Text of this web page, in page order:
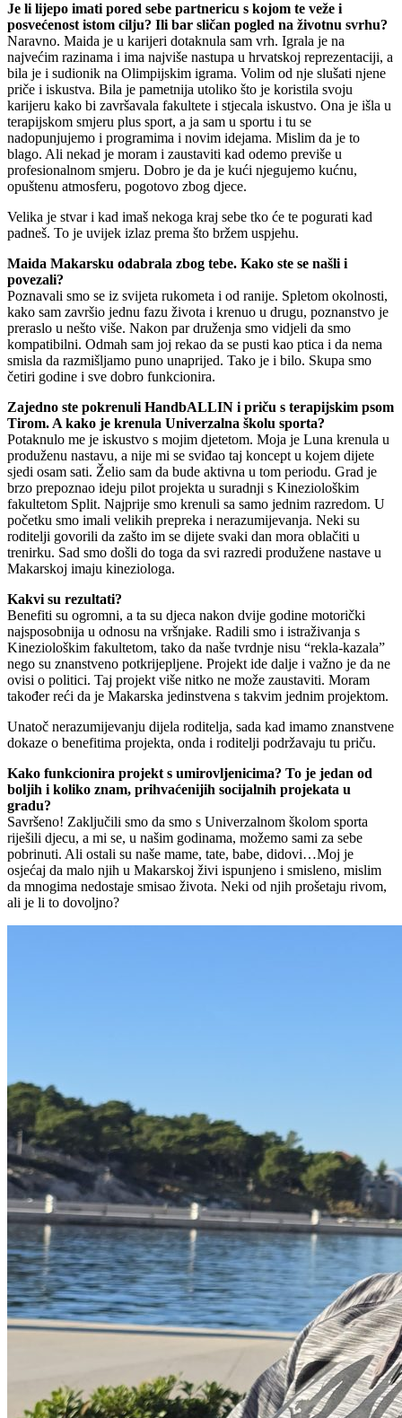
Je li lijepo imati pored sebe partnericu s kojom te veže i
posvećenost istom cilju? Ili bar sličan pogled na životnu svrhu?
Naravno. Maida je u karijeri dotaknula sam vrh. Igrala je na
najvećim razinama i ima najviše nastupa u hrvatskoj reprezentaciji, a
bila je i sudionik na Olimpijskim igrama. Volim od nje slušati njene
priče i iskustva. Bila je pametnija utoliko što je koristila svoju
karijeru kako bi završavala fakultete i stjecala iskustvo. Ona je išla u
terapijskom smjeru plus sport, a ja sam u sportu i tu se
nadopunjujemo i programima i novim idejama. Mislim da je to
blago. Ali nekad je moram i zaustaviti kad odemo previše u
profesionalnom smjeru. Dobro je da je kući njegujemo kućnu,
opuštenu atmosferu, pogotovo zbog djece.
Velika je stvar i kad imaš nekoga kraj sebe tko će te pogurati kad
padneš. To je uvijek izlaz prema što bržem uspjehu.
Maida Makarsku odabrala zbog tebe. Kako ste se našli i
povezali?
Poznavali smo se iz svijeta rukometa i od ranije. Spletom okolnosti,
kako sam završio jednu fazu života i krenuo u drugu, poznanstvo je
preraslo u nešto više. Nakon par druženja smo vidjeli da smo
kompatibilni. Odmah sam joj rekao da se pusti kao ptica i da nema
smisla da razmišljamo puno unaprijed. Tako je i bilo. Skupa smo
četiri godine i sve dobro funkcionira.
Zajedno ste pokrenuli HandbALLIN i priču s terapijskim psom
Tirom. A kako je krenula Univerzalna školu sporta?
Potaknulo me je iskustvo s mojim djetetom. Moja je Luna krenula u
produženu nastavu, a nije mi se sviđao taj koncept u kojem dijete
sjedi osam sati. Želio sam da bude aktivna u tom periodu. Grad je
brzo prepoznao ideju pilot projekta u suradnji s Kineziološkim
fakultetom Split. Najprije smo krenuli sa samo jednim razredom. U
početku smo imali velikih prepreka i nerazumijevanja. Neki su
roditelji govorili da zašto im se dijete svaki dan mora oblačiti u
trenirku. Sad smo došli do toga da svi razredi produžene nastave u
Makarskoj imaju kineziologa.
Kakvi su rezultati?
Benefiti su ogromni, a ta su djeca nakon dvije godine motorički
najsposobnija u odnosu na vršnjake. Radili smo i istraživanja s
Kineziološkim fakultetom, tako da naše tvrdnje nisu “rekla-kazala”
nego su znanstveno potkrijepljene. Projekt ide dalje i važno je da ne
ovisi o politici. Taj projekt više nitko ne može zaustaviti. Moram
također reći da je Makarska jedinstvena s takvim jednim projektom.
Unatoč nerazumijevanju dijela roditelja, sada kad imamo znanstvene
dokaze o benefitima projekta, onda i roditelji podržavaju tu priču.
Kako funkcionira projekt s umirovljenicima? To je jedan od
boljih i koliko znam, prihvaćenijih socijalnih projekata u
gradu?
Savršeno! Zaključili smo da smo s Univerzalnom školom sporta
riješili djecu, a mi se, u našim godinama, možemo sami za sebe
pobrinuti. Ali ostali su naše mame, tate, babe, didovi…Moj je
osjećaj da malo njih u Makarskoj živi ispunjeno i smisleno, mislim
da mnogima nedostaje smisao života. Neki od njih prošetaju rivom,
ali je li to dovoljno?